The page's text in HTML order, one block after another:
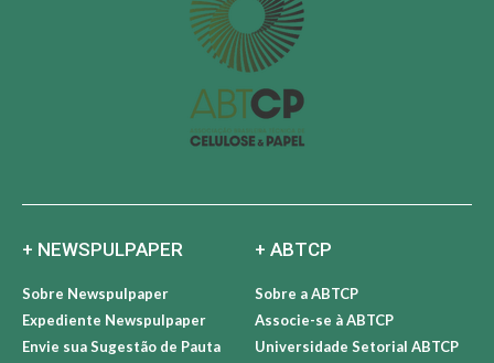
+ NEWSPULPAPER
Sobre Newspulpaper
Expediente Newspulpaper
Envie sua Sugestão de Pauta
+ ABTCP
Sobre a ABTCP
Associe-se à ABTCP
Universidade Setorial ABTCP